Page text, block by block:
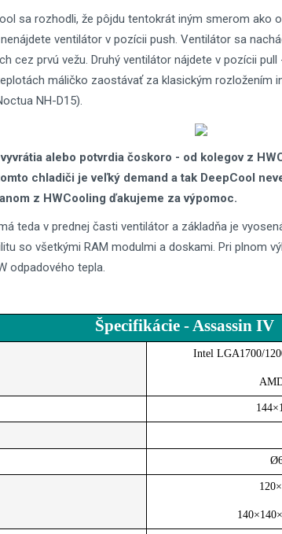
sa rozhodli, že pôjdu tentokrát iným smerom ako
ventilátor v pozícii push. Ventilátor sa
cez prvú vežu. Druhý ventilátor nájdete v pozícii pull
máličko zaostávať za klasickým rozložením
NH-D15).
alebo potvrdia čoskoro - od kolegov z
chladiči je veľký demand a tak DeepCool
z HWCooling ďakujeme za výpomoc.
teda v prednej časti ventilátor a základňa je
so všetkými RAM modulmi a doskami. Pri plnom
odpadového tepla.
Špecifikácie - Assassin IV
Intel LGA1700/